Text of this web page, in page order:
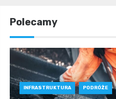
Polecamy
INFRASTRUKTURA PODRÓŻE